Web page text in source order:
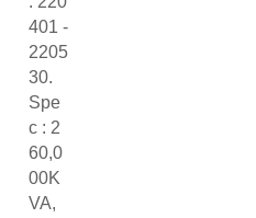
401 -
2205
30.
Spe
c : 2
60,0
00K
VA,